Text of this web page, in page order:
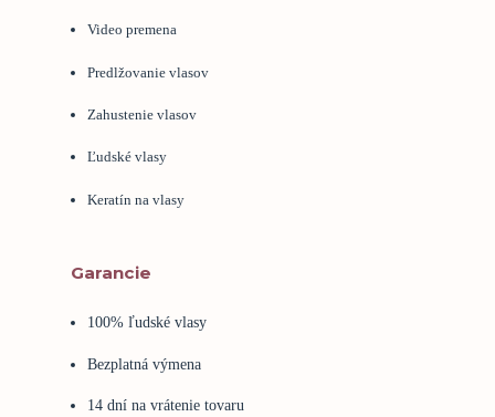
Video premena
Predlžovanie vlasov
Zahustenie vlasov
Ľudské vlasy
Keratín na vlasy
Garancie
100% ľudské vlasy
Bezplatná výmena
14 dní na vrátenie tovaru